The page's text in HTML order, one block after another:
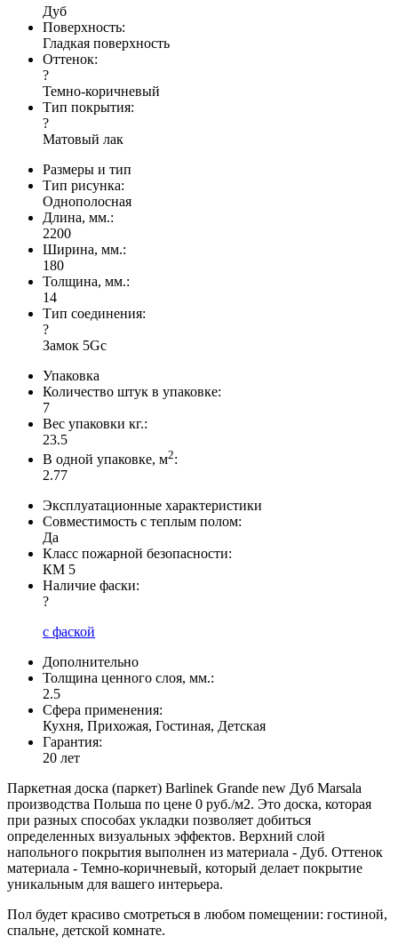
Дуб
Поверхность:
Гладкая поверхность
Оттенок:
?
Темно-коричневый
Тип покрытия:
?
Матовый лак
Размеры и тип
Тип рисунка:
Однополосная
Длина, мм.:
2200
Ширина, мм.:
180
Толщина, мм.:
14
Тип соединения:
?
Замок 5Gc
Упаковка
Количество штук в упаковке:
7
Вес упаковки кг.:
23.5
В одной упаковке, м2:
2.77
Эксплуатационные характеристики
Совместимость с теплым полом:
Да
Класс пожарной безопасности:
КМ 5
Наличие фаски:
?
с фаской
Дополнительно
Толщина ценного слоя, мм.:
2.5
Сфера применения:
Кухня, Прихожая, Гостиная, Детская
Гарантия:
20 лет
Паркетная доска (паркет) Barlinek Grande new Дуб Marsala
производства Польша по цене 0 руб./м2. Это доска, которая
при разных способах укладки позволяет добиться
определенных визуальных эффектов. Верхний слой
напольного покрытия выполнен из материала - Дуб. Оттенок
материала - Темно-коричневый, который делает покрытие
уникальным для вашего интерьера.
Пол будет красиво смотреться в любом помещении: гостиной,
спальне, детской комнате.